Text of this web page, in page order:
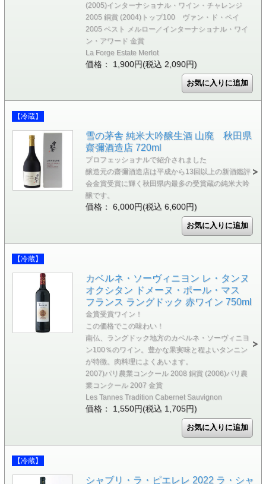
(2005)インターナショナル・ワイン・チャレンジ
2005 銅賞 (2004)トップ100 ヴァン・ド・ペイ
2005 ベスト メルロー／インターナショナル・ワイ
ン・アワード 金賞
La Forge Estate Merlot
価格： 1,900円(税込 2,090円)
【冷蔵】
雪の茅舎 純米大吟醸生酒 山廃 秋田県
齋彌酒造店 720ml
プロフェッショナルで紹介されました
醸造元の齋彌酒造店は平成から13回以上の新酒鑑評
会金賞受賞に輝く秋田県内最多の受賞蔵の純米大吟
醸です。
価格： 6,000円(税込 6,600円)
【冷蔵】
カベルネ・ソーヴィニヨン レ・タンヌ
オクシタン ドメーヌ・ポール・マス
フランス ラングドック 赤ワイン 750ml
金賞受賞ワイン！
この価格でこの味わい！
南仏、ラングドック地方のカベルネ・ソーヴィニヨ
ン100％のワイン。豊かな果実味と程よいタンニン
が特徴。肉料理によくあいます。
2007)パリ農業コンクール 2008 銅賞 (2006)パリ農
業コンクール 2007 金賞
Les Tannes Tradition Cabernet Sauvignon
価格： 1,550円(税込 1,705円)
【冷蔵】
シャブリ・ラ・ピエレレ 2022 ラ・シャ